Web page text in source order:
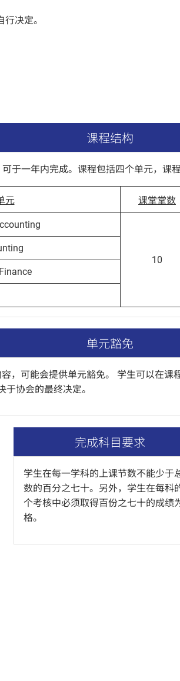
决定。
课程结构
于一年内完成。课程包括四个单元，课程
元 课堂堂数
10
单元豁免
，可能会提供单元豁免。 学生可以在
协会的最终决定。
完成科目要求
学生在每一学科的上课节数不能少于
数的百分之七十。另外，学生在每科
个考核中必须取得百份之七十的成绩
格。